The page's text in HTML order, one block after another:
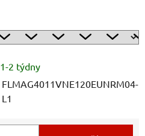
1-2 týdny
FLMAG4011VNE120EUNRM04-
L1